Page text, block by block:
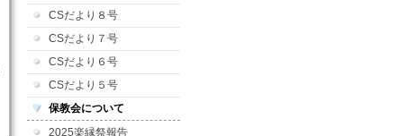
CSだより８号
CSだより７号
CSだより６号
CSだより５号
保教会について
2025楽縁祭報告